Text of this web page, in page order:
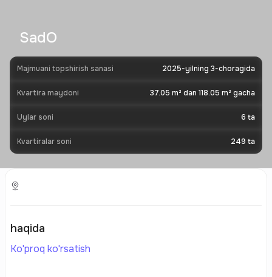
SadO
Majmuani topshirish sanasi 2025-yilning 3-choragida
Kvartira maydoni 37.05 m² dan 118.05 m² gacha
Uylar soni 6 ta
Kvartiralar soni 249 ta
haqida
Ko'proq ko'rsatish